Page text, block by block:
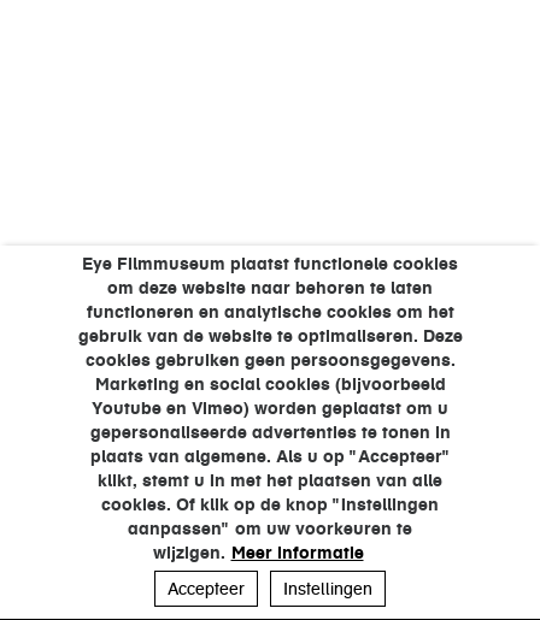
Eye Filmmuseum plaatst functionele cookies
om deze website naar behoren te laten
functioneren en analytische cookies om het
gebruik van de website te optimaliseren. Deze
cookies gebruiken geen persoonsgegevens.
Marketing en social cookies (bijvoorbeeld
Youtube en Vimeo) worden geplaatst om u
gepersonaliseerde advertenties te tonen in
plaats van algemene. Als u op "Accepteer"
klikt, stemt u in met het plaatsen van alle
cookies. Of klik op de knop "Instellingen
aanpassen" om uw voorkeuren te
wijzigen. Meer informatie
Accepteer
Instellingen